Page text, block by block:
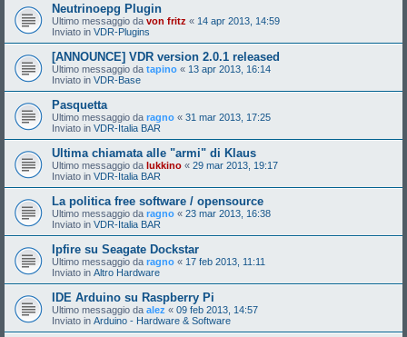
Neutrinoepg Plugin
Ultimo messaggio da von fritz « 14 apr 2013, 14:59
Inviato in VDR-Plugins
[ANNOUNCE] VDR version 2.0.1 released
Ultimo messaggio da tapino « 13 apr 2013, 16:14
Inviato in VDR-Base
Pasquetta
Ultimo messaggio da ragno « 31 mar 2013, 17:25
Inviato in VDR-Italia BAR
Ultima chiamata alle "armi" di Klaus
Ultimo messaggio da lukkino « 29 mar 2013, 19:17
Inviato in VDR-Italia BAR
La politica free software / opensource
Ultimo messaggio da ragno « 23 mar 2013, 16:38
Inviato in VDR-Italia BAR
Ipfire su Seagate Dockstar
Ultimo messaggio da ragno « 17 feb 2013, 11:11
Inviato in Altro Hardware
IDE Arduino su Raspberry Pi
Ultimo messaggio da alez « 09 feb 2013, 14:57
Inviato in Arduino - Hardware & Software